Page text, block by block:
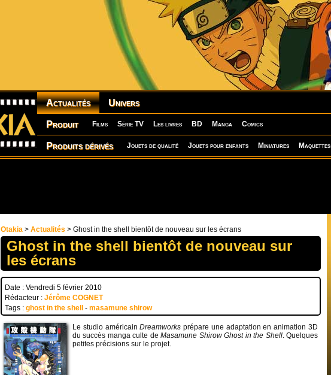
Actualités Univers
Produit Films Série TV Les livres BD Manga Comics
Produits dérivés Jouets de qualité Jouets pour enfants Miniatures Maquettes
Otakia > Actualités > Ghost in the shell bientôt de nouveau sur les écrans
Ghost in the shell bientôt de nouveau sur
les écrans
Date : Vendredi 5 février 2010
Rédacteur : Jérôme COGNET
Tags : ghost in the shell - masamune shirow
Le studio américainDreamworks prépare une adaptation en animation 3D
du succès manga culte deMasamune Shirow Ghost in the Shell. Quelques
petites précisions sur le projet.